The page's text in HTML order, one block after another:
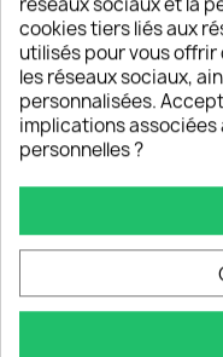
BLOG
A propos de
cookies tiers liés aux
utilisés pour vous
les réseaux sociaux,
personnalisées.
implications associées
personnelles ?